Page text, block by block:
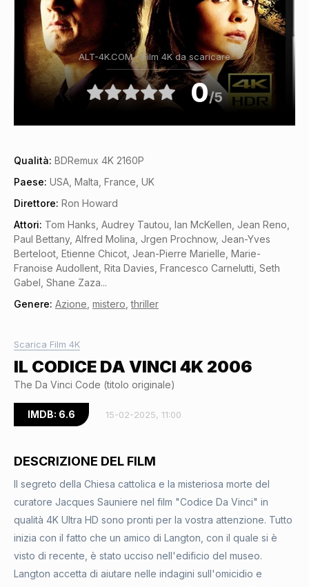
ALT-4K.COM - Film 4K da scaricare
0/5
Qualità: BDRemux 4K 2160P
Paese: USA, Malta, France, UK
Direttore: Ron Howard
Attori: Tom Hanks, Audrey Tautou, Ian McKellen, Jean Reno,
Paul Bettany, Alfred Molina, Jrgen Prochnow, Jean-Yves
Berteloot, Etienne Chicot, Jean-Pierre Marielle, Marie-
Franoise Audollent, Rita Davies, Francesco Carnelutti, Seth
Gabel, Shane Zaza...
Genere: Azione mistero ,thriller
Scarica Film 4K
IL CODICE DA VINCI 4K 2006
The Da Vinci Code (titolo originale)
IMDB: 6.6 15-02-2025, 11:00
DESCRIZIONE DEL FILM
Il segreto della Chiesa cattolica e la misteriosa morte del
curatore Jacques Sauniere nel film "Codice Da Vinci" in
qualità 4K Ultra HD sono pronti per la vostra attenzione. Tutto
inizia con il fatto che un amico di Langton, con il quale si è
visto di recente, è stato ucciso nell'edificio del museo.
Langton accetta di aiutare nelle indagini sull'omicidio e